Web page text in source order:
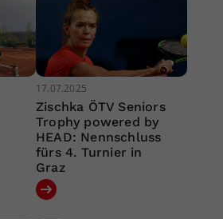
17.07.2025
Zischka ÖTV Seniors
Trophy powered by
HEAD: Nennschluss
fürs 4. Turnier in
Graz